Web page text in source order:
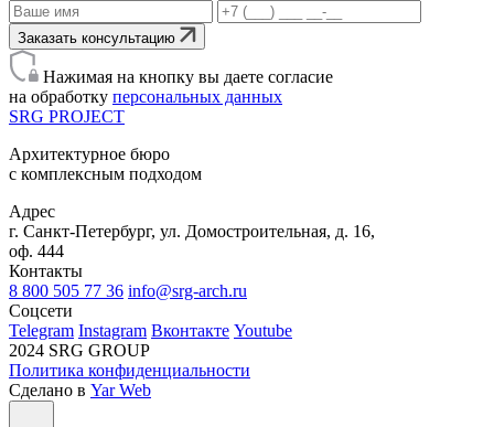
Заказать консультацию
Нажимая на кнопку вы даете согласие
на обработку персональных данных
SRG PROJECT
Архитектурное бюро
с комплексным подходом
Адрес
г. Санкт-Петербург, ул. Домостроительная, д. 16,
оф. 444
Контакты
8 800 505 77 36 info@srg-arch.ru
Соцсети
Telegram Instagram Вконтакте Youtube
2024 SRG GROUP
Политика конфиденциальности
Сделано в Yar Web